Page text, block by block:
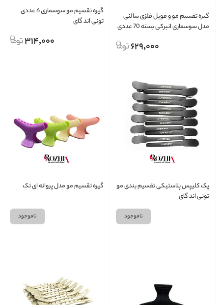
گیره تقسیم مو و فویل فلزی سالنی
مدل سوسماری انبرکی بسته 70 عددی
629,000
گیره تقسیم مو سوسماری 6 عددی
تونی اند گای
314,000
پک کلیپس پلاستیکی تقسیم بندی مو
تونی اند گای
ناموجود
گیره تقسیم مو مدل پروانه ای تک
ناموجود